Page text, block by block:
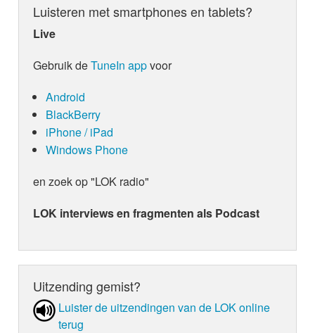
Luisteren met smartphones en tablets?
Live
Gebruik deTuneIn appvoor
Android
BlackBerry
iPhone / iPad
Windows Phone
en zoek op "LOK radio"
LOK interviews en fragmenten als Podcast
Uitzending gemist?
Luister de uit­zen­din­gen van de LOK online
terug